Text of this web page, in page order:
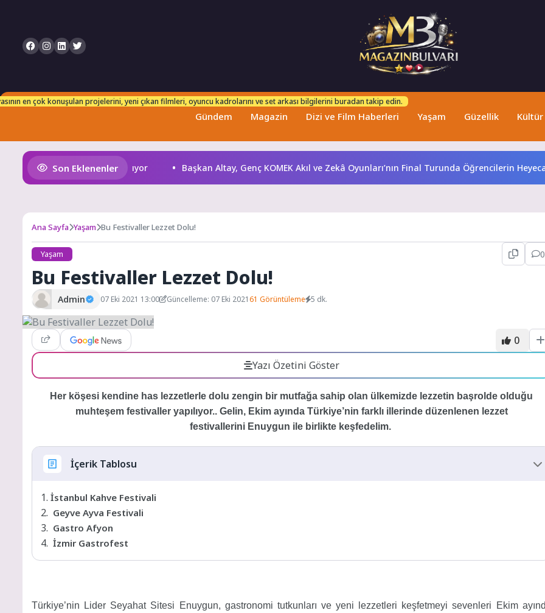
Gündem
takip edebilirsiniz. Her an taze ve güncel bilgilerle karşınızdayız!
Magazin Dizi ve Film Haberleri
en çok konuşulan projelerini, yeni çıkan filmleri, oyuncu kadrolarını ve set arkası bilgilerini buradan takip edin.
Yaşam Güzellik
Son Eklenenler
Vitrine Çıkarıyor Başkan Altay, Genç KOMEK Akıl ve Zekâ Oyunları’nın Final Turunda Öğrencilerin Heyecanını
Ana Sayfa Yaşam Bu Festivaller Lezzet Dolu!
Yaşam 0
Bu Festivaller Lezzet Dolu!
Admin 07 Eki 2021 13:00 Güncelleme: 07 Eki 202161 Görüntüleme 5 dk.
0
Yazı Özetini Göster
Her köşesi kendine has lezzetlerle dolu zengin bir mutfağa sahip olan ülkemizde lezzetin başrolde olduğu
muhteşem festivaller yapılıyor.. Gelin, Ekim ayında Türkiye’nin farklı illerinde düzenlenen lezzet
festivallerini Enuygun ile birlikte keşfedelim.
İçerik Tablosu
İstanbul Kahve Festivali
Geyve Ayva Festivali
Gastro Afyon
İzmir Gastrofest
Türkiye’nin Lider Seyahat Sitesi Enuygun, gastronomi tutkunları ve yeni lezzetleri keşfetmeyi sevenleri Ekim